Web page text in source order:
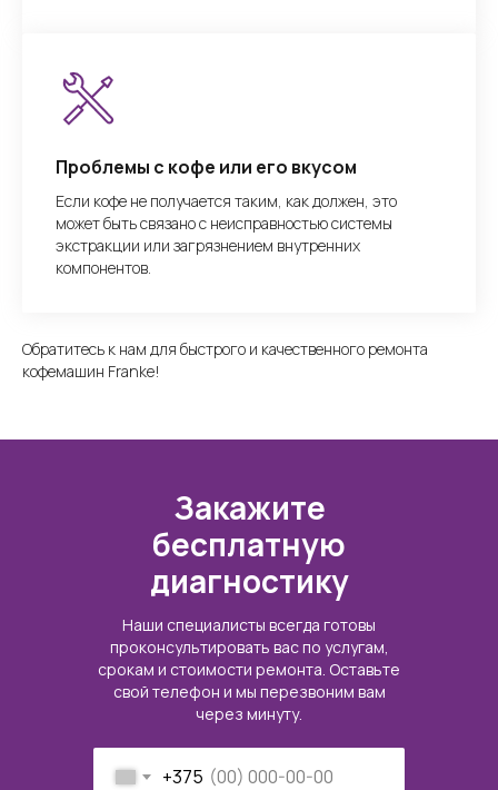
Проблемы с кофе или его вкусом
Если кофе не получается таким, как должен, это
может быть связано с неисправностью системы
экстракции или загрязнением внутренних
компонентов.
Обратитесь к нам для быстрого и качественного ремонта
кофемашин Franke!
Наши специалисты всегда готовы
проконсультировать вас по услугам,
срокам и стоимости ремонта. Оставьте
свой телефон и мы перезвоним вам
через минуту.
Закажите
бесплатную
диагностику
+375